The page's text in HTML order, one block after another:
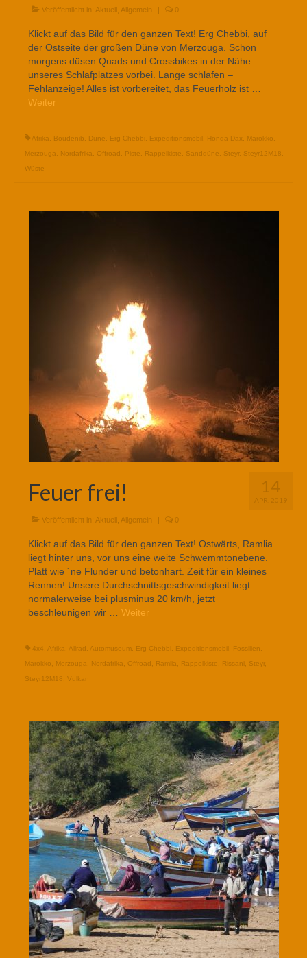
Veröffentlicht in: Aktuell Allgemein | 0
Klickt auf das Bild für den ganzen Text! Erg Chebbi, auf
der Ostseite der großen Düne von Merzouga. Schon
morgens düsen Quads und Crossbikes in der Nähe
unseres Schlafplatzes vorbei. Lange schlafen –
Fehlanzeige! Alles ist vorbereitet, das Feuerholz ist …
Weiter
Afrika Boudenib Düne Erg Chebbi Expeditionsmobil Honda Dax Marokko
Merzouga
Nordafrika Offroad Piste Rappelkiste Sanddüne Steyr, Steyr12M18
Wüste
14
APR. 2019
Feuer frei!
Veröffentlicht in: Aktuell Allgemein | 0
Klickt auf das Bild für den ganzen Text! Ostwärts, Ramlia
liegt hinter uns, vor uns eine weite Schwemmtonebene.
Platt wie ´ne Flunder und betonhart. Zeit für ein kleines
Rennen! Unsere Durchschnittsgeschwindigkeit liegt
normalerweise bei plusminus 20 km/h, jetzt
beschleunigen wir … Weiter
4x4 Afrika Allrad Automuseum Erg Chebbi Expeditionsmobil Fossilien
Marokko
Merzouga Nordafrika Offroad Ramlia Rappelkiste Rissani Steyr,
Steyr12M18
Vulkan